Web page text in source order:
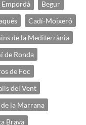
Empordà
Begur
Cadí-Moixeró
de la Mediterrània
de Ronda
de Foc
del Vent
la Marrana
Brava